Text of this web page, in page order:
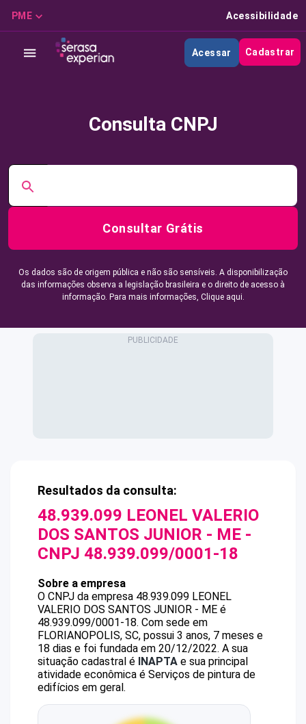
PME Acessibilidade
Acessar Cadastrar
Consulta CNPJ
Consultar Grátis
Os dados são de origem pública e não são sensíveis. A disponibilização
das informações observa a legislação brasileira e o direito de acesso à
informação. Para mais informações, Clique aqui.
Resultados da consulta:
48.939.099 LEONEL VALERIO
DOS SANTOS JUNIOR - ME -
CNPJ 48.939.099/0001-18
Sobre a empresa
O CNPJ da empresa 48.939.099 LEONEL
VALERIO DOS SANTOS JUNIOR - ME é
48.939.099/0001-18. Com sede em
FLORIANOPOLIS, SC, possui 3 anos, 7 meses e
18 dias e foi fundada em 20/12/2022. A sua
situação cadastral é INAPTA e sua principal
atividade econômica é Serviços de pintura de
edifícios em geral.